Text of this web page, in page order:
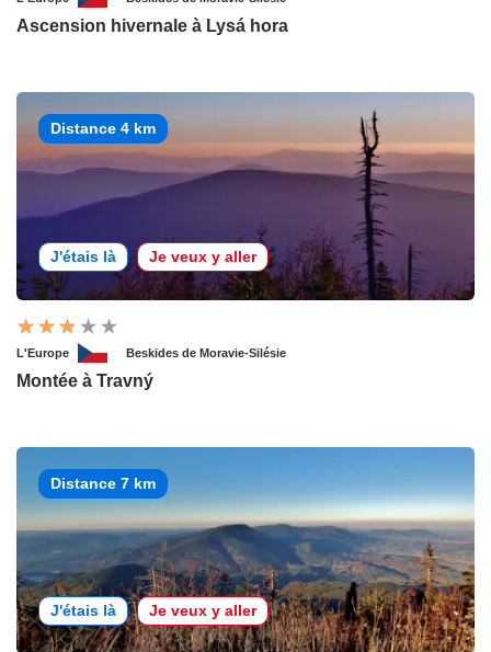
Ascension hivernale à Lysá hora
Distance 4 km
J'étais là Je veux y aller
L'Europe Beskides de Moravie-Silésie
Montée à Travný
Distance 7 km
J'étais là Je veux y aller